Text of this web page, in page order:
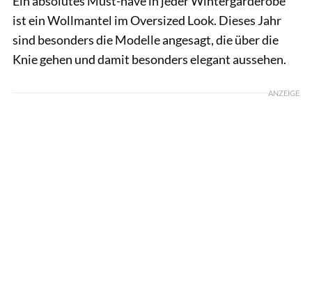
ist ein Wollmantel im Oversized Look. Dieses Jahr
sind besonders die Modelle angesagt, die über die
Knie gehen und damit besonders elegant aussehen.
ANZEIGE